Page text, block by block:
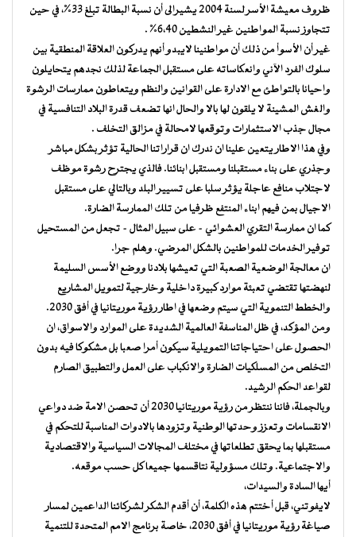
ظروف معيشة الأسر لسنة 2004 يشيرالى أن نسبة البطالة تبلغ 33%، في حين
تتجاوز نسبة المواطنين غير النشطين 6،40% .
غير أن الأسوأ من ذلك أن مواطنينا لايبدو أنهم يدركون العلاقة المنطقية بين
سلوك الفرد الآني وانعكاساته على مستقبل الجماعة لذلك نجدهم يتحايلون
واحيانا بالتواطئ مع الادارة على القوانين والنظم ويتعاطون ممارسات الرشوة
والغش المشينة لا يلقون لها بالا والحال انها تضعف قدرة البلاد التنافسية في
مجال جذب الاستثمارات وتوقعها لامحالة في مزالق التخلف .
وفي هذا الاطار يتعين علينا ان ندرك ان قراراتنا الحالية تؤثر بشكل مباشر
وجذري على بناء مستقبلنا ومستقبل ابنائنا. فالذي يجترح رشوة موظف
لاجتلاب منافع عاجلة يؤثر سلبا على تسيير البلد وبالتالي على مستقبل
الاجيال بمن فيهم ابناء المنتفع ظرفيا من تلك الممارسة الضارة.
كما ان ممارسة التقري العشوائي – على سبيل المثال – تجعل من المستحيل
توفير الخدمات للمواطنين بالشكل المرضي. وهلم جرا.
ان معالجة الوضعية الصعبة التي تعيشها بلادنا ووضع الأسس السليمة
لنهضتها تقتضي تعبئة موارد كبيرة داخلية وخارجية لتمويل المشاريع
والخطط التنموية التي سيتم وضعها في اطار رؤية موريتانيا في أفق 2030.
ومن المؤكد، في ظل المناسفة العالمية الشديدة على الموارد والاسواق، ان
الحصول على احتياجاتنا التمويلية سيكون أمرا صعبا بل مشكوكا فيه بدون
التخلص من المسلكيات الضارة والانكباب على العمل والتطبيق الصارم
لقواعد الحكم الرشيد.
وبالجملة، فاننا ننتظر من رؤية موريتانيا 2030 أن تحصن الامة ضد دواعي
الانقسامات وتعزز وحدتها الوطنية وتزودها بالادوات المناسبة للتحكم في
مستقبلها بما يحقق تطلعاتها في مختلف المجالات السياسية والاقتصادية
والاجتماعية. وتلك مسؤولية نتاقسمها جميعا كل حسب موقعه.
أيها السادة والسيدات،
لايفوتني، قبل أختتم هذه الكلمة، أن أقدم الشكر لشركائنا الداعمين لمسار
صياغة رؤية موريتانيا في أفق 2030، خاصة برنامج الامم المتحدة للتنمية